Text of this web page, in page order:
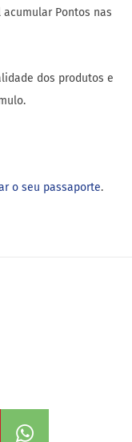
Pontos nas
dos produtos e
o seu passaporte.